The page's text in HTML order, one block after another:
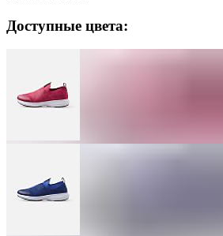
Доступные цвета: